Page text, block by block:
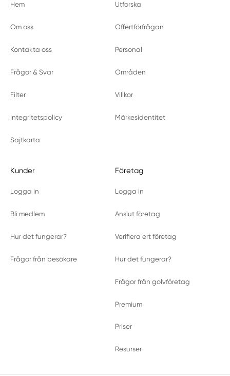
Hem Utforska
Om oss Offertförfrågan
Kontakta oss Personal
Frågor & Svar Områden
Filter Villkor
Integritetspolicy Märkesidentitet
Sajtkarta
Kunder
Logga in
Bli medlem
Hur det fungerar?
Frågor från besökare
Företag
Logga in
Anslut företag
Verifiera ert företag
Hur det fungerar?
Frågor från golvföretag
Premium
Priser
Resurser